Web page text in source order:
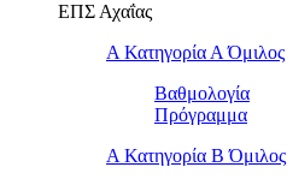
ΕΠΣ Αχαΐας
Α Κατηγορία Α Όμιλος
Βαθμολογία
Πρόγραμμα
Α Κατηγορία Β Όμιλος